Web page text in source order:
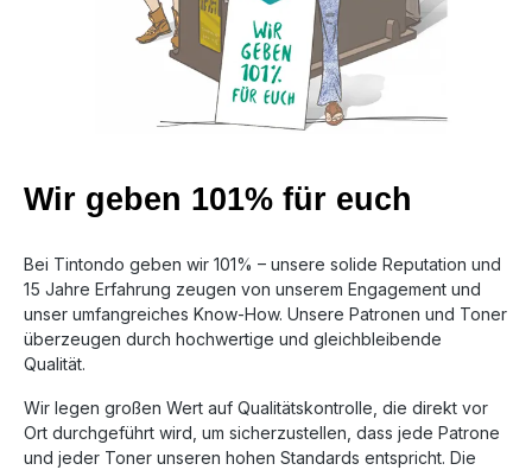
Wir geben 101% für euch
Bei Tintondo geben wir 101% – unsere solide Reputation und
15 Jahre Erfahrung zeugen von unserem Engagement und
unser umfangreiches Know-How. Unsere Patronen und Toner
überzeugen durch hochwertige und gleichbleibende
Qualität.
Wir legen großen Wert auf Qualitätskontrolle, die direkt vor
Ort durchgeführt wird, um sicherzustellen, dass jede Patrone
und jeder Toner unseren hohen Standards entspricht. Die